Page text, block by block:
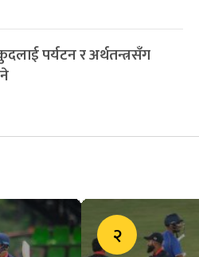
पर्यटन र अर्थतन्त्रसँग
२